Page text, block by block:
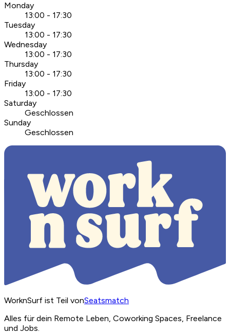
Monday
13:00 - 17:30
Tuesday
13:00 - 17:30
Wednesday
13:00 - 17:30
Thursday
13:00 - 17:30
Friday
13:00 - 17:30
Saturday
Geschlossen
Sunday
Geschlossen
WorknSurf ist Teil vonSeatsmatch
Alles für dein Remote Leben, Coworking Spaces, Freelance
und Jobs.